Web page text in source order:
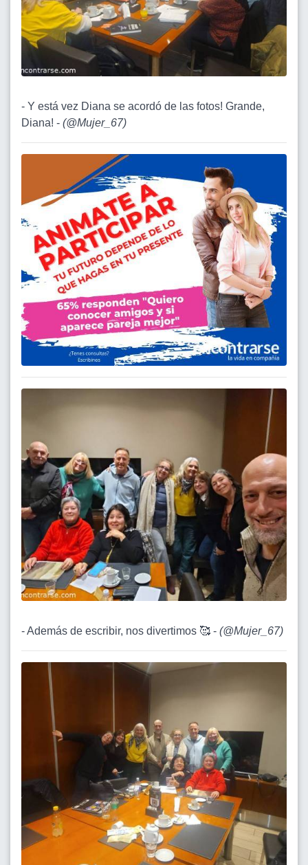
- Y está vez Diana se acordó de las fotos! Grande,
Diana! - (@Mujer_67)
- Además de escribir, nos divertimos 🥰 - (@Mujer_67)